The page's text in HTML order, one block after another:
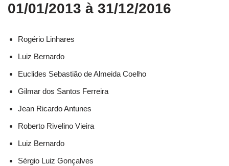
01/01/2013 à 31/12/2016
Rogério Linhares​
Luiz Bernardo​
Euclides Sebastião de Almeida Coelho​
Gilmar dos Santos Ferreira​
Jean Ricardo Antunes​
Roberto Rivelino Vieira​
Luiz Bernardo​
Sérgio Luiz Gonçalves​